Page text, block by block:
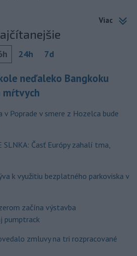
Viac
24h 7d
neďaleko Bangkoku
mŕtvych
v Poprade v smere z Hozelca bude
SLNKA: Časť Európy zahalí tma,
k využitiu bezplatného parkoviska v
začína výstavba
pumptrack
zmluvy na tri rozpracované